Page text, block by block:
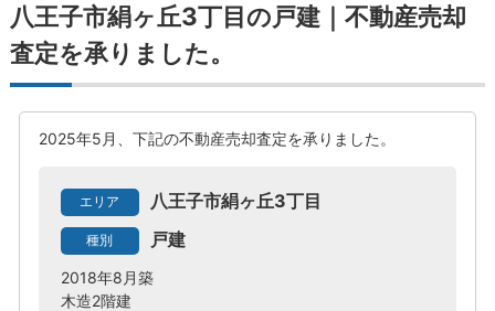
八王子市絹ヶ丘3丁目の戸建｜不動産売却
査定を承りました。
2025年5月、下記の不動産売却査定を承りました。
エリア 八王子市絹ヶ丘3丁目
種別 戸建
2018年8月築
木造2階建